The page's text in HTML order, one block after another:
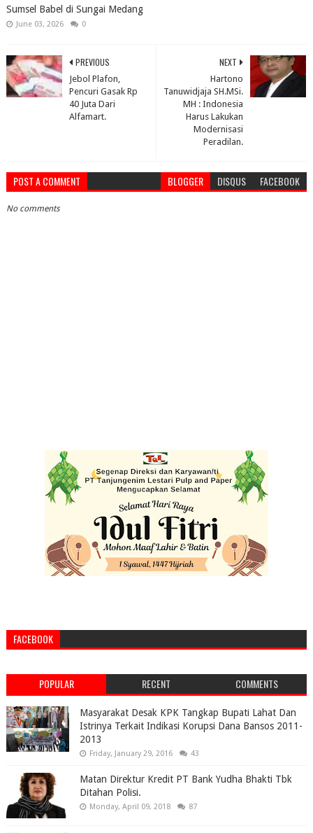
Sumsel Babel di Sungai Medang
June 03, 2026 0
NEXT
Hartono
Tanuwidjaja SH.MSi.
MH : Indonesia
Harus Lakukan
Modernisasi
Peradilan.
PREVIOUS
Jebol Plafon,
Pencuri Gasak Rp
40 Juta Dari
Alfamart.
POST A COMMENT BLOGGER DISQUS FACEBOOK
No comments
FACEBOOK
POPULAR RECENT COMMENTS
Masyarakat Desak KPK Tangkap Bupati Lahat Dan
Istrinya Terkait Indikasi Korupsi Dana Bansos 2011-
2013
Friday, January 29, 2016 43
Matan Direktur Kredit PT Bank Yudha Bhakti Tbk
Ditahan Polisi.
Monday, April 09, 2018 87